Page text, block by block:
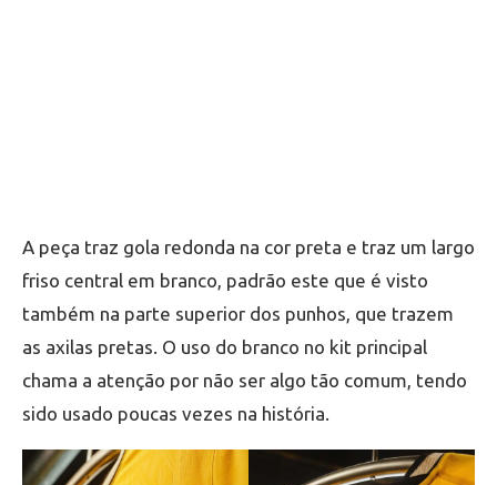
A peça traz gola redonda na cor preta e traz um largo
friso central em branco, padrão este que é visto
também na parte superior dos punhos, que trazem
as axilas pretas. O uso do branco no kit principal
chama a atenção por não ser algo tão comum, tendo
sido usado poucas vezes na história.